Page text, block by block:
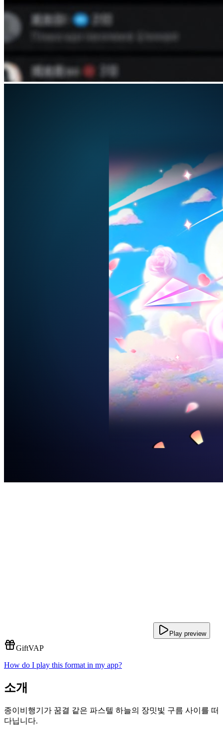
Play preview
GiftVAP
How do I play this format in my app?
소개
종이비행기가 꿈결 같은 파스텔 하늘의 장밋빛 구름 사이를 떠
다닙니다.